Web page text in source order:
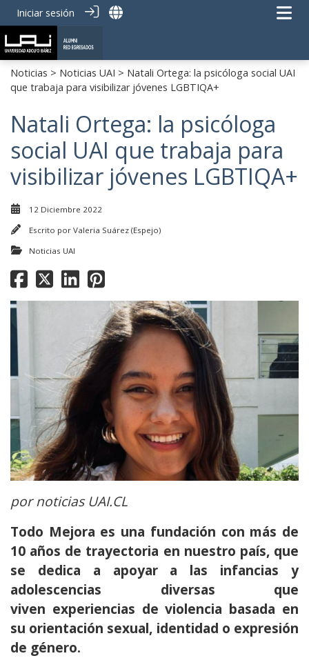
Iniciar sesión
Noticias > Noticias UAI > Natali Ortega: la psicóloga social UAI
que trabaja para visibilizar jóvenes LGBTIQA+
Natali Ortega: la psicóloga
social UAI que trabaja para
visibilizar jóvenes LGBTIQA+
12 Diciembre 2022
Escrito por Valeria Suárez (Espejo)
Noticias UAI
por noticias UAI.CL
Todo Mejora es una fundación con más de
10 años de trayectoria en nuestro país, que
se dedica a apoyar a las infancias y
adolescencias diversas que
viven experiencias de violencia basada en
su orientación sexual, identidad o expresión
de género.